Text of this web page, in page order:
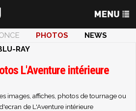
PHOTOS
NEWS
RAY
L'Aventure intérieure
images, affiches, photos de tournage ou
de L'Aventure intérieure